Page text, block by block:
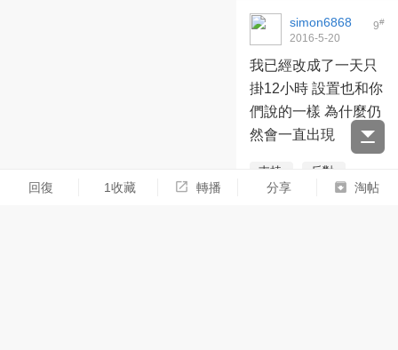
9#
simon6868
2016-5-20
我已經改成了一天只
掛12小時 設置也和你
們說的一樣 為什麼仍
然會一直出現
支持 反對
回復 1收藏 轉播 分享 淘帖